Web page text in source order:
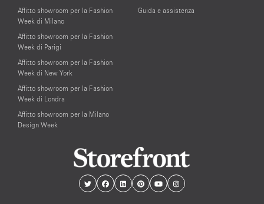
Affitto showroom per la Fashion
Week di Milano
Affitto showroom per la Fashion
Week di Parigi
Affitto showroom per la Fashion
Week di New York
Affitto showroom per la Fashion
Week di Londra
Affitto showroom per la Milano
Design Week
Guida e assistenza